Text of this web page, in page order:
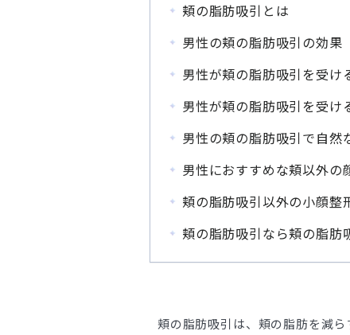
頬の脂肪吸引とは
男性の頬の脂肪吸引の効果
男性が頬の脂肪吸引を受け
男性が頬の脂肪吸引を受け
男性の頬の脂肪吸引で自然
男性におすすめな頬以外の
頬の脂肪吸引以外の小顔整
頬の脂肪吸引なら頬の脂肪
頬の脂肪吸引は、頬の脂肪を減